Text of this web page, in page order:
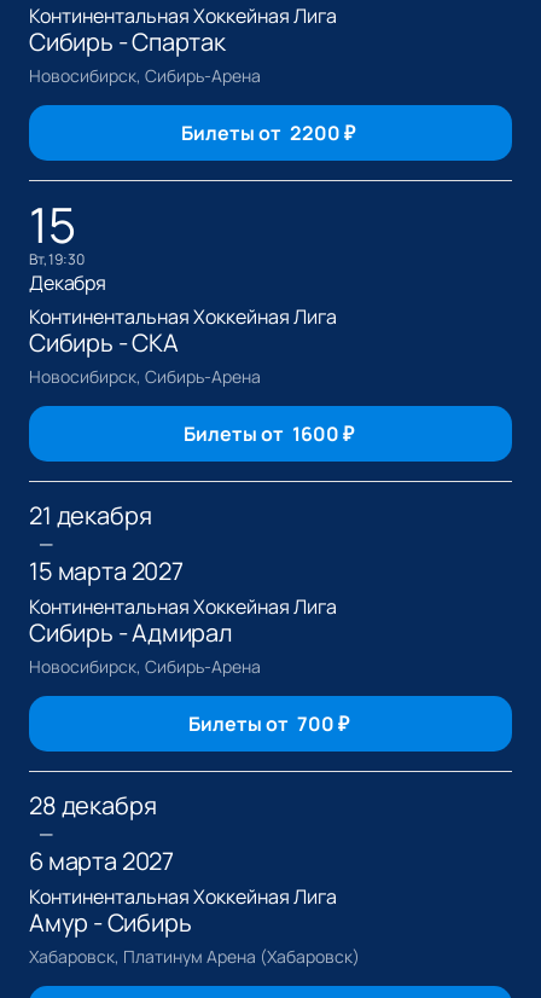
Континентальная Хоккейная Лига
Сибирь - Спартак
Новосибирск, Сибирь-Арена
Билеты от 2200₽
15
вт, 19:30
Декабря
Континентальная Хоккейная Лига
Сибирь - СКА
Новосибирск, Сибирь-Арена
Билеты от 1600₽
21 декабря
—
15 марта 2027
Континентальная Хоккейная Лига
Сибирь - Адмирал
Новосибирск, Сибирь-Арена
Билеты от 700₽
28 декабря
—
6 марта 2027
Континентальная Хоккейная Лига
Амур - Сибирь
Хабаровск, Платинум Арена (Хабаровск)